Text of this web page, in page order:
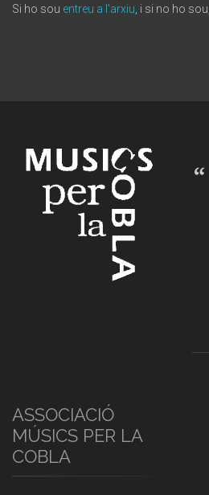
Si ho sou entreu a l'arxiu , i si no ho
ASSOCIACIÓ
MÚSICS PER LA
COBLA